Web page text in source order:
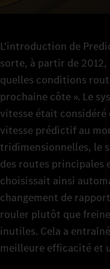
L'introduction de
sorte, à partir de
quelles conditions
prochaine côte ». Le
vitesse était
vitesse prédictif au
tridimensionnelles, le
des routes principales
choisissait ainsi
changement de
rouler plutôt que
inutiles. Cela a
meilleure efficacité et